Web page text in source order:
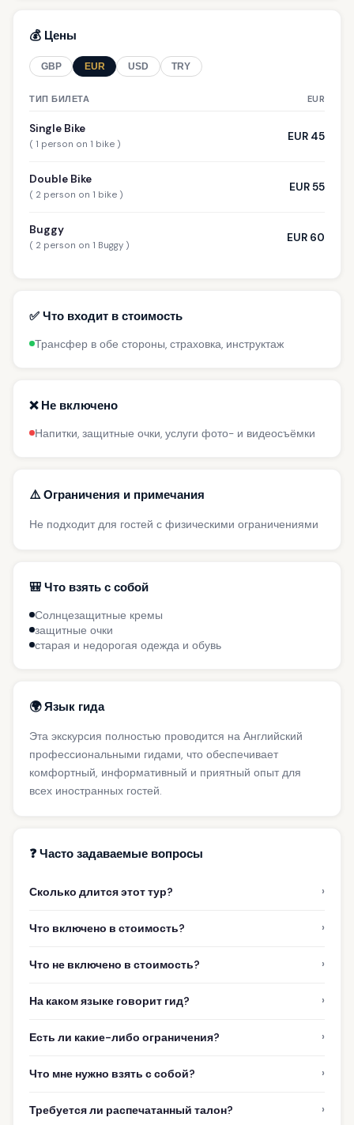
💰 Цены
GBP EUR USD TRY
ТИП БИЛЕТА EUR
Single Bike
( 1 person on 1 bike )
EUR 45
Double Bike
( 2 person on 1 bike )
EUR 55
Buggy
( 2 person on 1 Buggy )
EUR 60
✅ Что входит в стоимость
Трансфер в обе стороны, страховка, инструктаж
❌ Не включено
Напитки, защитные очки, услуги фото- и видеосъёмки
⚠️ Ограничения и примечания
Не подходит для гостей с физическими ограничениями
🎒 Что взять с собой
Солнцезащитные кремы
защитные очки
старая и недорогая одежда и обувь
🌍 Язык гида
Эта экскурсия полностью проводится на Английский
профессиональными гидами, что обеспечивает
комфортный, информативный и приятный опыт для
всех иностранных гостей.
❓ Часто задаваемые вопросы
Сколько длится этот тур? ›
Что включено в стоимость? ›
Что не включено в стоимость? ›
На каком языке говорит гид? ›
Есть ли какие-либо ограничения? ›
Что мне нужно взять с собой? ›
Требуется ли распечатанный талон? ›